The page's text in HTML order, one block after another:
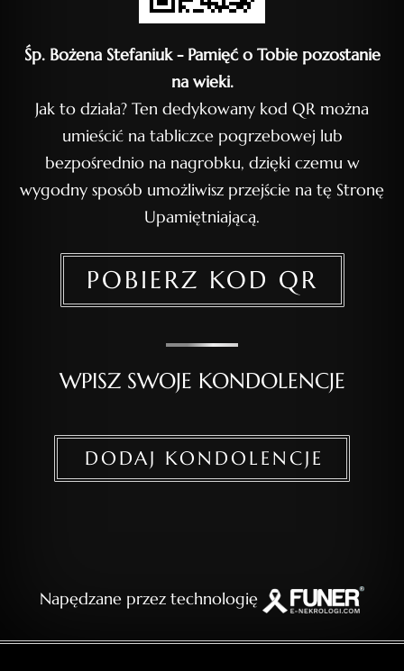
Śp. Bożena Stefaniuk - Pamięć o Tobie pozostanie
na wieki.
Jak to działa? Ten dedykowany kod QR można
umieścić na tabliczce pogrzebowej lub
bezpośrednio na nagrobku, dzięki czemu w
wygodny sposób umożliwisz przejście na tę Stronę
Upamiętniającą.
POBIERZ KOD QR
WPISZ SWOJE KONDOLENCJE
DODAJ KONDOLENCJE
Napędzane przez technologię